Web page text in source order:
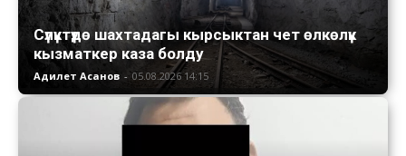
Сүлүктүдө шахтадагы кырсыктан чет өлкөлүк
кызматкер каза болду
Адилет Асанов - 05.08.2026 14:15